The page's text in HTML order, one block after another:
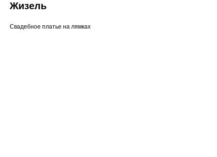
Жизель
Свадебное платье на лямках